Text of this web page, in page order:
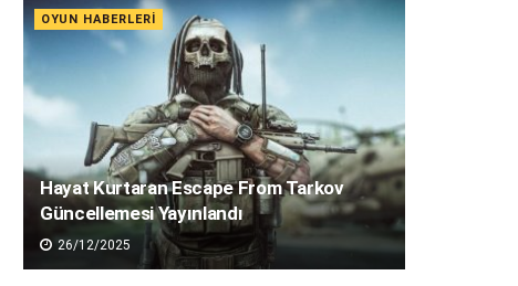
OYUN HABERLERI
Hayat Kurtaran Escape From Tarkov
Güncellemesi Yayınlandı
26/12/2025